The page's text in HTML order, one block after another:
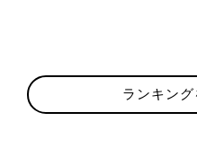
ランキン